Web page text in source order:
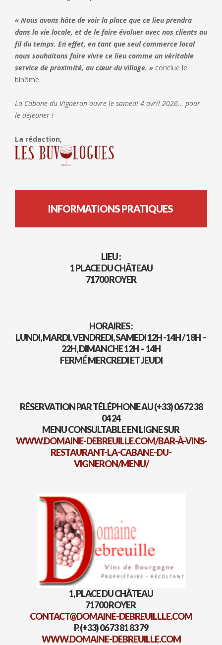
« Nous avons hâte de voir la place que ce lieu prendra
dans la vie locale, et de le faire évoluer avec nos clients au
fil du temps. En effet, en tant que seul commerce local
nous souhaitons faire vivre ce lieu comme un véritable
service de proximité, au cœur du village. » conclue le
binôme.
La Cabane du Vigneron ouvre le samedi 4 avril 2026… pour
le déjeuner !
La rédaction,
INFORMATIONS PRATIQUES ​
LIEU :
1 PLACE DU CHÂTEAU
71700 ROYER
HORAIRES :
LUNDI, MARDI, VENDREDI, SAMEDI 12H -14H / 18H –
22H, DIMANCHE 12H – 14H
FERMÉ MERCREDI ET JEUDI
RÉSERVATION PAR TÉLÉPHONE AU (+33) 06 72 38
04 24
MENU CONSULTABLE EN LIGNE SUR
WWW.DOMAINE-DEBREUILLE.COM/BAR-À-VINS-
RESTAURANT-LA-CABANE-DU-
VIGNERON/MENU/
1, PLACE DU CHÂTEAU
71700 ROYER ​
CONTACT@DOMAINE-DEBREUILLLE.COM
P. (+33) 06 73 81 83 79
WWW.DOMAINE-DEBREUILLE.COM